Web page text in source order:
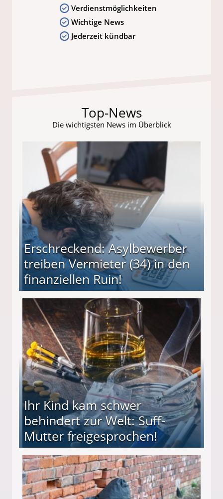
Verdienstmöglichkeiten
Wichtige News
Jederzeit kündbar
Top-News
Die wichtigsten News im Überblick
Erschreckend: Asylbewerber
treiben Vermieter (34) in den
finanziellen Ruin!
(34) in den finanziellen Ruin!
Ihr Kind kam schwer
behindert zur Welt: Suff-
Mutter freigesprochen!
Mutter freigesprochen!